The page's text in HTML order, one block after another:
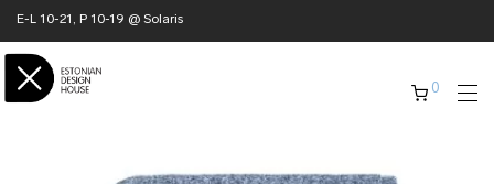
E-L 10-21, P 10-19 @ Solaris
0